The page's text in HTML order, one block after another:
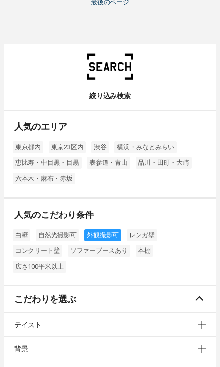
最後のページ
絞り込み検索
人気のエリア
東京都内 東京23区内 渋谷 横浜・みなとみらい
恵比寿・中目黒・目黒 表参道・青山 品川・田町・大崎
六本木・麻布・赤坂
人気のこだわり条件
白壁 自然光撮影可 外観撮影可 レンガ壁
コンクリート壁 ソファーブースあり 本棚
広さ100平米以上
こだわりを選ぶ
テイスト
背景